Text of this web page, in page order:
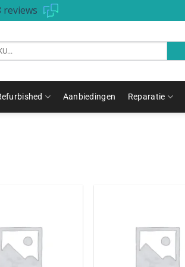
reviews
Aanbiedingen Reparatie